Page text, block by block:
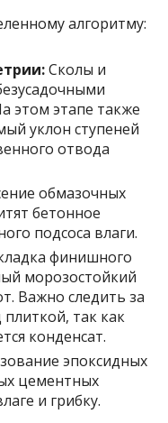
алгоритму:
Сколы и
этом этапе также
уклон ступеней
отвода
обмазочных
бетонное
подсоса влаги.
финишного
морозостойкий
Важно следить за
плиткой, так как
конденсат.
эпоксидных
цементных
и грибку.